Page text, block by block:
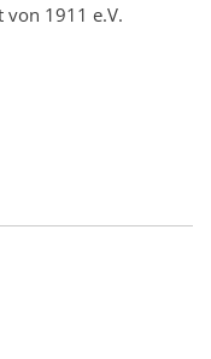
von 1911 e.V.